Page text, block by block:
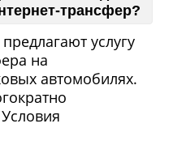
трансфер?
услугу
на
автомобилях.